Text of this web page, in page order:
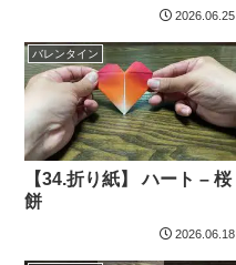
2026.06.25
バレンタイン
【34.折り紙】 ハート – 桜
餅
2026.06.18